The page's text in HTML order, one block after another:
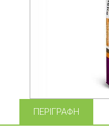
ΠΕΡΙΓΡΑΦΉ